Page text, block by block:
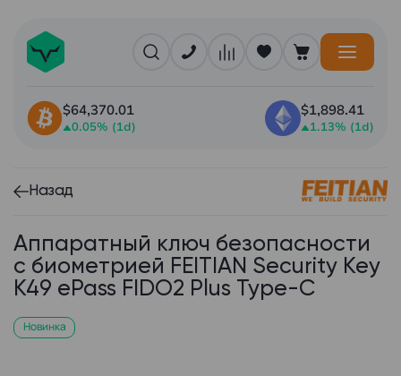
$64,370.01
0.05% (1d)
$1,898.41
1.13% (1d)
Назад
Аппаратный ключ безопасности
c биометрией FEITIAN Security Key
K49 ePass FIDO2 Plus Type-C
Новинка